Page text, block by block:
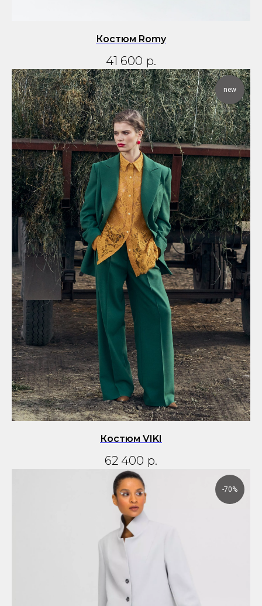
Костюм Romy
41 600 р.
new
Костюм VIKI
62 400 р.
-70%